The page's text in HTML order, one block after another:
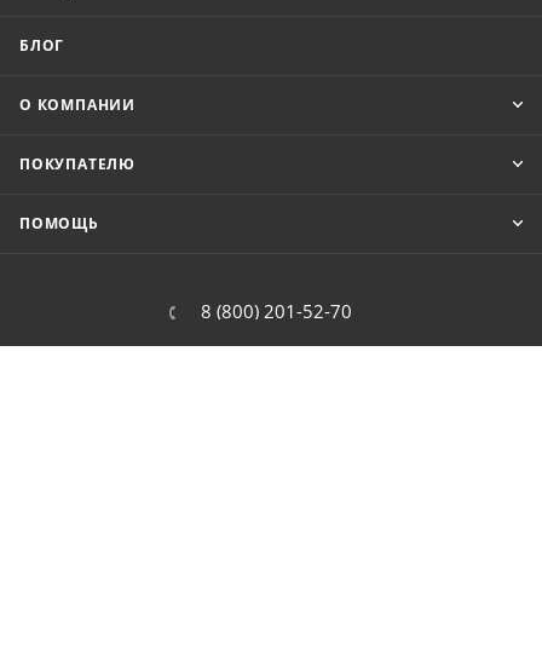
БЛОГ
О КОМПАНИИ
ПОКУПАТЕЛЮ
ПОМОЩЬ
8 (800) 201-52-70
order@cit.ru